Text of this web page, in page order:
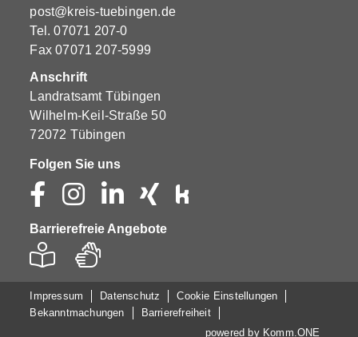
post@kreis-tuebingen.de
Tel.07071 207-0
Fax 07071 207-5999
Anschrift
Landratsamt Tübingen
Wilhelm-Keil-Straße 50
72072 Tübingen
Folgen Sie uns
Barrierefreie Angebote
Impressum Datenschutz
Cookie Einstellungen
Bekanntmachungen
Barrierefreiheit
powered by Komm.ONE